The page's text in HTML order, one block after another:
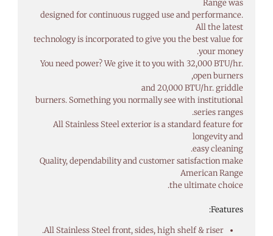
Range was
designed for continuous rugged use and performance.
All the latest
technology is incorporated to give you the best value for
your money.
You need power? We give it to you with 32,000 BTU/hr.
open burners,
and 20,000 BTU/hr. griddle
burners. Something you normally see with institutional
series ranges.
All Stainless Steel exterior is a standard feature for
longevity and
easy cleaning.
Quality, dependability and customer satisfaction make
American Range
the ultimate choice.
Features:
All Stainless Steel front, sides, high shelf & riser.